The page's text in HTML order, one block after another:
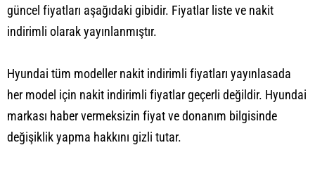
güncel fiyatları aşağıdaki gibidir. Fiyatlar liste ve nakit
indirimli olarak yayınlanmıştır.
Hyundai tüm modeller nakit indirimli fiyatları yayınlasada
her model için nakit indirimli fiyatlar geçerli değildir. Hyundai
markası haber vermeksizin fiyat ve donanım bilgisinde
değişiklik yapma hakkını gizli tutar.